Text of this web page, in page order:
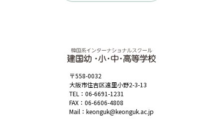
〒558-0032
大阪市住吉区遠里小野2-3-13
TEL： 06-6691-1231
FAX：06-6606-4808
Mail： keonguk@keonguk.ac.jp